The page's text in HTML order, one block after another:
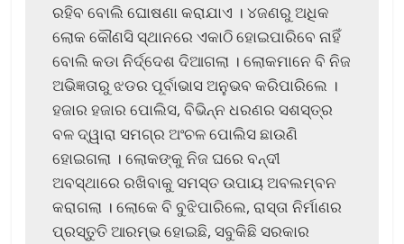
ରହିବ ବୋଲି ଘୋଷଣା କରାଯାଏ । ୪ଜଣରୁ ଅଧିକ
ଲୋକ କୌଣସି ସ୍ଥାନରେ ଏକାଠି ହୋଇପାରିବେ ନାହିଁ
ବୋଲି କଡା ନିର୍ଦ୍ଦେଶ ଦିଆଗଲା । ଲୋକମାନେ ବି ନିଜ
ଅଭିଜ୍ଞତାରୁ ଝଡର ପୂର୍ବାଭାସ ଅନୁଭବ କରିପାରିଲେ ।
ହଜାର ହଜାର ପୋଲିସ, ବିଭିନ୍ନ ଧରଣର ସଶସ୍ତ୍ର
ବଳ ଦ୍ୱାରା ସମଗ୍ର ଅଂଚଳ ପୋଲିସ ଛାଉଣି
ହୋଇଗଲା । ଲୋକଙ୍କୁ ନିଜ ଘରେ ବନ୍ଦୀ
ଅବସ୍ଥାରେ ରଖିବାକୁ ସମସ୍ତ ଉପାୟ ଅବଲମ୍ବନ
କରାଗଲା । ଲୋକେ ବି ବୁଝିପାରିଲେ, ରାସ୍ତା ନିର୍ମାଣର
ପ୍ରସ୍ତୁତି ଆରମ୍ଭ ହୋଇଛି, ସବୁକିଛି ସରକାର